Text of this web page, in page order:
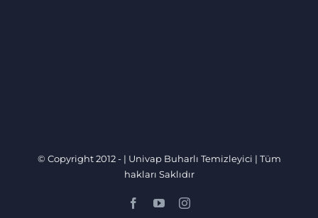
© Copyright 2012 - | Univap Buharlı Temizleyici | Tüm
hakları Saklıdır
FacebookYouTubeInstagram